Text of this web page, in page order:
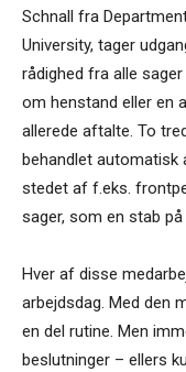
Schnall fra
University, tager
rådighed fra alle
om henstand eller en
allerede aftalte. To
behandlet automatisk
stedet af f.eks.
sager, som en stab
Hver af disse
arbejdsdag. Med den
en del rutine. Men
beslutninger – ellers